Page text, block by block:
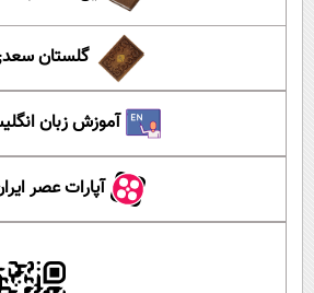
گلستان
آموزش زبان
آپارات عصر